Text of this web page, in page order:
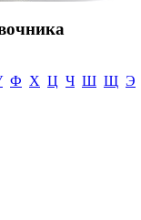
Ф Х Ц Ч Ш Щ Э